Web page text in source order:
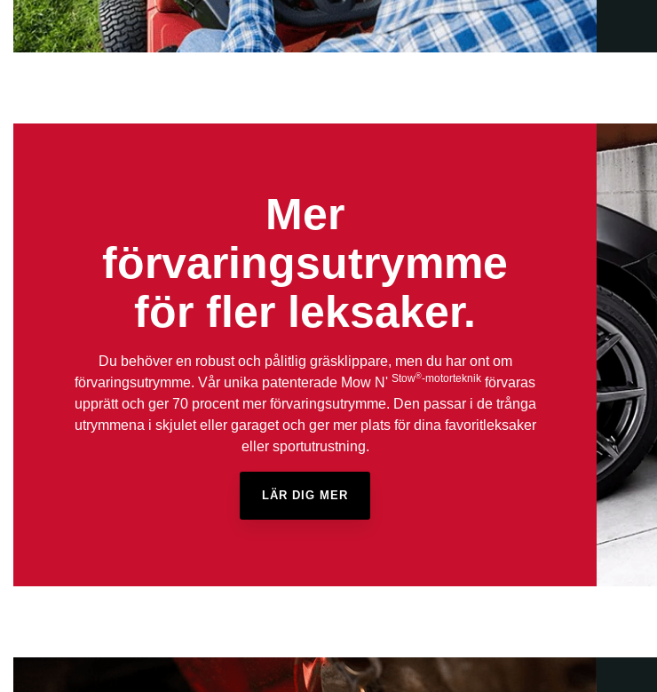
Mer
förvaringsutrymme
för fler leksaker.
Du behöver en robust och pålitlig gräsklippare, men du har ont om
förvaringsutrymme. Vår unika patenterade Mow N' Stow®-motorteknik förvaras
upprätt och ger 70 procent mer förvaringsutrymme. Den passar i de trånga
utrymmena i skjulet eller garaget och ger mer plats för dina favoritleksaker
eller sportutrustning.
LÄR DIG MER